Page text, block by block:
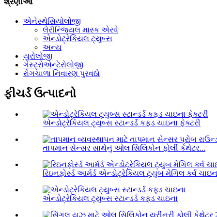
શ્રેણીઓ
એનેસ્થેસિયોલોજી
લેરીન્જિયલ માસ્ક એરવે
એન્ડોટ્રેકિયલ ટ્યુબ્સ
અન્ય
યુરોલોજી
ગેસ્ટ્રોએન્ટેરોલોજી
રોગચાળા નિવારણ પુરવઠો
ફીચર્ડ ઉત્પાદનો
એન્ડોટ્રેકિયલ ટ્યુબ્સ સ્ટાન્ડર્ડ કફ્ડ ચાઇના ફેક્ટરી
તાપમાન સેન્સર સાથેનું ઓલ સિલિકોન ફોલી કેથેટર...
રિઇનફોર્સ્ડ આર્મર્ડ એન્ડોટ્રેકિયલ ટ્યુબ મેગિલ કર્વ
એન્ડોટ્રેકિયલ ટ્યુબ્સ સ્ટાન્ડર્ડ કફ્ડ ચાઇના